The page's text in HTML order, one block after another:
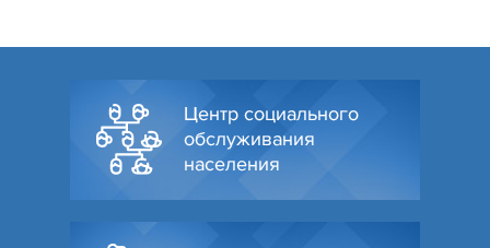
Центр социального
обслуживания
населения